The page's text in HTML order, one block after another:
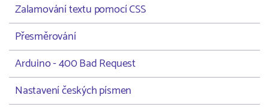
Zalamování textu pomocí CSS
Přesměrování
Arduino - 400 Bad Request
Nastavení českých písmen